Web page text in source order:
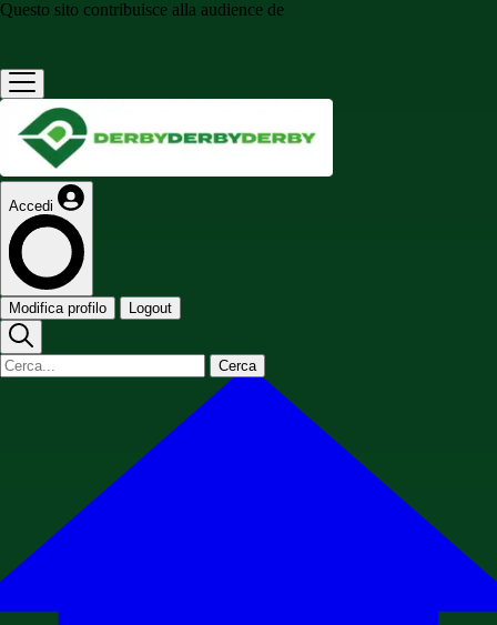
Questo sito contribuisce alla audience de
Accedi
Modifica profilo Logout
Cerca